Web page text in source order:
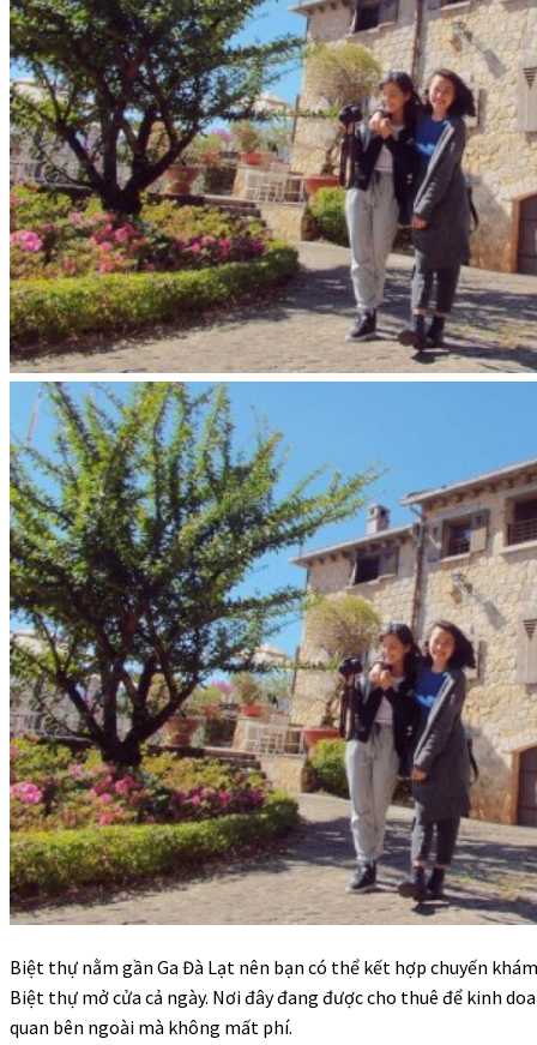
Biệt thự nằm gần Ga Đà Lạt nên bạn có thể kết hợp chuyến
Biệt thự mở cửa cả ngày. Nơi đây đang được cho thuê để kinh
quan bên ngoài mà không mất phí.